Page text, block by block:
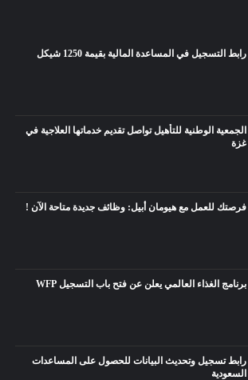
رابط التسجيل في المساعدة المالية بقيمة 1250 شيكل
الجمعية الوطنية للتأهيل تواصل تقديم خدماتها العلاجية في
غزة
فرصتك للعمل مع هيومان أبيل: وظائف جديدة متاحة الآن !
برنامج الغذاء العالمي يعلن عن فتح باب التسجيل WFP
رابط تسجيل وتحديث البيانات للحصول على المساعدات
السعودية